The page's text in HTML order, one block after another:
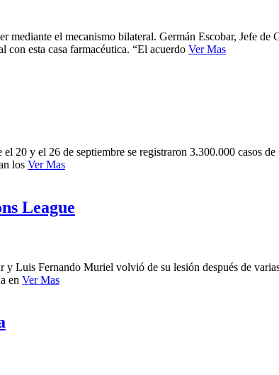
el mecanismo bilateral. Germán Escobar, Jefe
esta casa farmacéutica. “El acuerdo Ver Mas
20 y el 26 de septiembre se registraron 3.300.000 casos
los Ver Mas
League
Luis Fernando Muriel volvió de su lesión después de
en Ver Mas